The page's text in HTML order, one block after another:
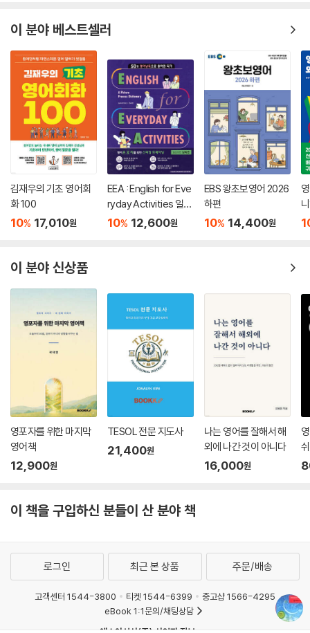
이 분야 베스트셀러
김재우의 기초 영어회
화 100
10% 17,010원
EEA : English for Eve
ryday Activities 일상
표현 낭독편
10% 12,600원
EBS 왕초보영어 2026
하편
10% 14,400원
이 분야 신상품
영포자를 위한 마지막
영어책
12,900원
TESOL 전문 지도사
21,400원
나는 영어를 잘해서 해
외에 나간 것이 아니다
16,000원
이 책을 구입하신 분들이 산 분야 책
로그인 최근 본 상품 주문/배송
고객센터 1544-3800 티켓 1544-6399
중고샵 1566-4295
eBook 1:1문의/채팅상담